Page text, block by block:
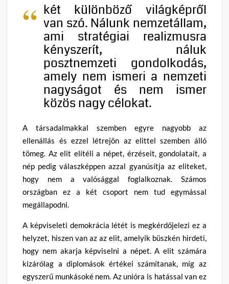
két különböző világképről
van szó. Nálunk nemzetállam,
ami stratégiai realizmusra
kényszerít, náluk
posztnemzeti gondolkodás,
amely nem ismeri a nemzeti
nagyságot és nem ismer
közös nagy célokat.
A társadalmakkal szemben egyre nagyobb az
ellenállás és ezzel létrejön az elittel szemben álló
tömeg. Az elit elítéli a népet, érzéseit, gondolatait, a
nép pedig válaszképpen azzal gyanúsítja az eliteket,
hogy nem a valósággal foglalkoznak. Számos
országban ez a két csoport nem tud egymással
megállapodni.
A képviseleti demokrácia létét is megkérdőjelezi ez a
helyzet, hiszen van az az elit, amelyik büszkén hirdeti,
hogy nem akarja képviselni a népet. A elit számára
kizárólag a diplomások értékei számítanak, míg az
egyszerű munkásoké nem. Az unióra is hatással van ez